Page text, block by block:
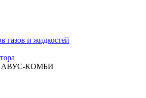
газов и жидкостей
АВУС-КОМБИ